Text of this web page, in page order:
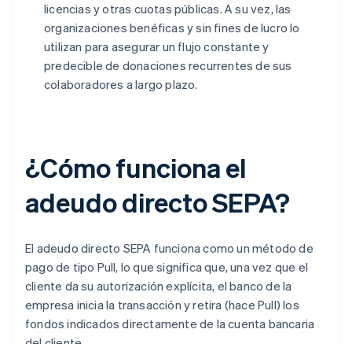
licencias y otras cuotas públicas. A su vez, las
organizaciones benéficas y sin fines de lucro lo
utilizan para asegurar un flujo constante y
predecible de donaciones recurrentes de sus
colaboradores a largo plazo.
¿Cómo funciona el
adeudo directo SEPA?
El adeudo directo SEPA funciona como un método de
pago de tipo Pull, lo que significa que, una vez que el
cliente da su autorización explícita, el banco de la
empresa inicia la transacción y retira (hace Pull) los
fondos indicados directamente de la cuenta bancaria